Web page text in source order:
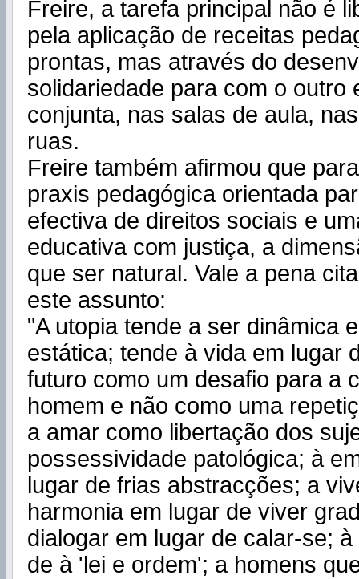
Freire, a tarefa principal não é
pela aplicação de receitas
prontas, mas através do
solidariedade para com o outro
conjunta, nas salas de aula,
ruas.
Freire também afirmou que
praxis pedagógica orientada
efectiva de direitos sociais e
educativa com justiça, a
que ser natural. Vale a pena
este assunto:
"A utopia tende a ser dinâmica
estática; tende à vida em lugar
futuro como um desafio para a
homem e não como uma
a amar como libertação dos
possessividade patológica; à
lugar de frias abstracções; a
harmonia em lugar de viver
dialogar em lugar de calar-se;
de à 'lei e ordem'; a homens